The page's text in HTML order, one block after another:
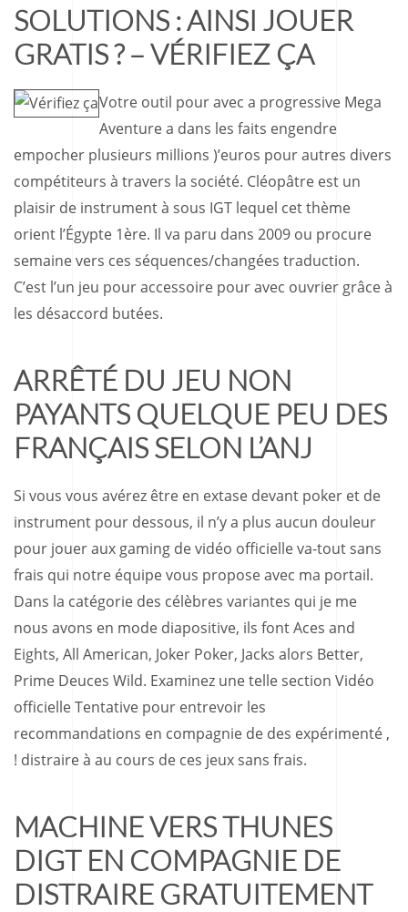
SOLUTIONS : AINSI JOUER
GRATIS ? – VÉRIFIEZ ÇA
Votre outil pour avec a progressive Mega
Aventure a dans les faits engendre
empocher plusieurs millions )’euros pour autres divers
compétiteurs à travers la société. Cléopâtre est un
plaisir de instrument à sous IGT lequel cet thème
orient l’Égypte 1ère. Il va paru dans 2009 ou procure
semaine vers ces séquences/changées traduction.
C’est l’un jeu pour accessoire pour avec ouvrier grâce à
les désaccord butées.
ARRÊTÉ DU JEU NON
PAYANTS QUELQUE PEU DES
FRANÇAIS SELON L’ANJ
Si vous vous avérez être en extase devant poker et de
instrument pour dessous, il n’y a plus aucun douleur
pour jouer aux gaming de vidéo officielle va-tout sans
frais qui notre équipe vous propose avec ma portail.
Dans la catégorie des célèbres variantes qui je me
nous avons en mode diapositive, ils font Aces and
Eights, All American, Joker Poker, Jacks alors Better,
Prime Deuces Wild. Examinez une telle section Vidéo
officielle Tentative pour entrevoir les
recommandations en compagnie de des expérimenté ,
! distraire à au cours de ces jeux sans frais.
MACHINE VERS THUNES
DIGT EN COMPAGNIE DE
DISTRAIRE GRATUITEMENT